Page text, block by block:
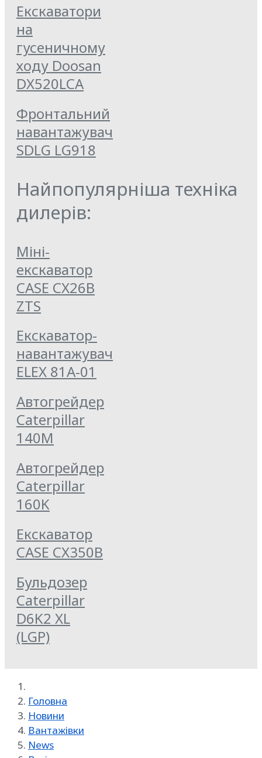
Екскаватори
на
гусеничному
ходу Doosan
DX520LCA
Фронтальний
навантажувач
SDLG LG918
Найпопулярніша техніка
дилерів:
Міні-
екскаватор
CASE CX26B
ZTS
Екскаватор-
навантажувач
ELEX 81А-01
Автогрейдер
Caterpillar
140M
Автогрейдер
Caterpillar
160K
Екскаватор
CASE CX350B
Бульдозер
Caterpillar
D6K2 XL
(LGP)
Головна
Новини
Вантажівки
News